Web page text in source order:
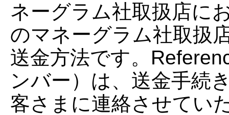
ネーグラム社取扱店に
のマネーグラム社取扱
送金方法です。
ンバー）は、送金手続
客さまに連絡させてい